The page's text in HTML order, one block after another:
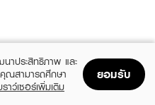
นาประสิทธิภาพ และ
ณสามารถศึกษา
าว์เซอร์เพิ่มเติม
ยอมรับ